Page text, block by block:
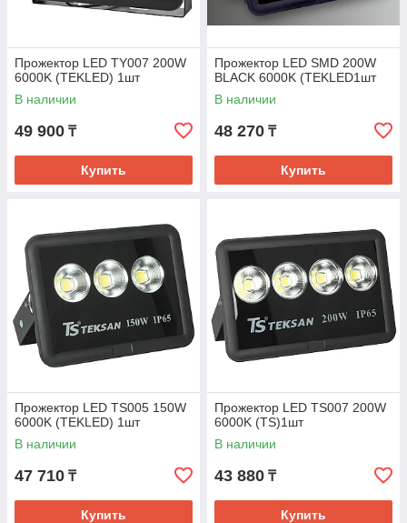
Прожектор LED TY007 200W
6000K (TEKLED) 1шт
В наличии
49 900 ₸
Купить
Прожектор LED SMD 200W
BLACK 6000K (TEKLED1шт
В наличии
48 270 ₸
Купить
Прожектор LED TS005 150W
6000K (TEKLED) 1шт
В наличии
47 710 ₸
Купить
Прожектор LED TS007 200W
6000K (TS)1шт
В наличии
43 880 ₸
Купить